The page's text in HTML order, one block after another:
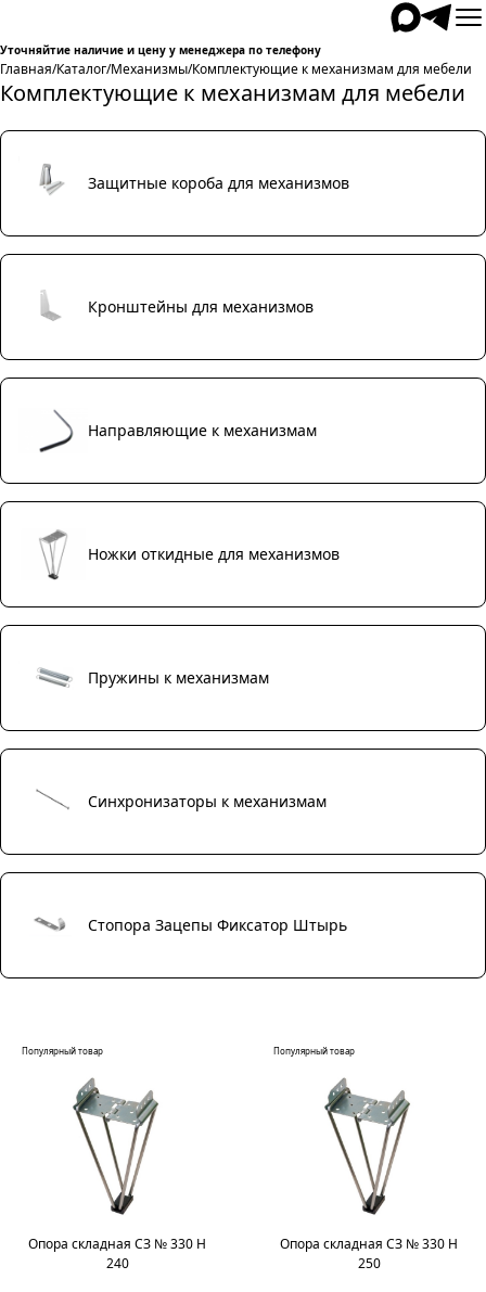
Уточняйтие наличие и цену у менеджера по телефону
Главная/Каталог/Механизмы/Комплектующие к механизмам для мебели
Комплектующие к механизмам для мебели
Защитные короба для механизмов
Кронштейны для механизмов
Направляющие к механизмам
Ножки откидные для механизмов
Пружины к механизмам
Синхронизаторы к механизмам
Стопора Зацепы Фиксатор Штырь
Популярный товар
Опора складная СЗ № 330 H
240
Популярный товар
Опора складная СЗ № 330 H
250